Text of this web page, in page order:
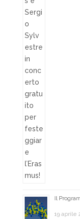
Il
19 aprile